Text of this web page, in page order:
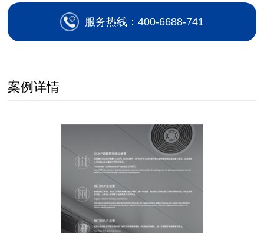
服务热线：400-6688-741
案例详情